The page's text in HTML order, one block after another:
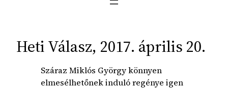
Heti Válasz, 2017. április 20.
Száraz Miklós György könnyen
elmesélhetőnek induló regénye igen